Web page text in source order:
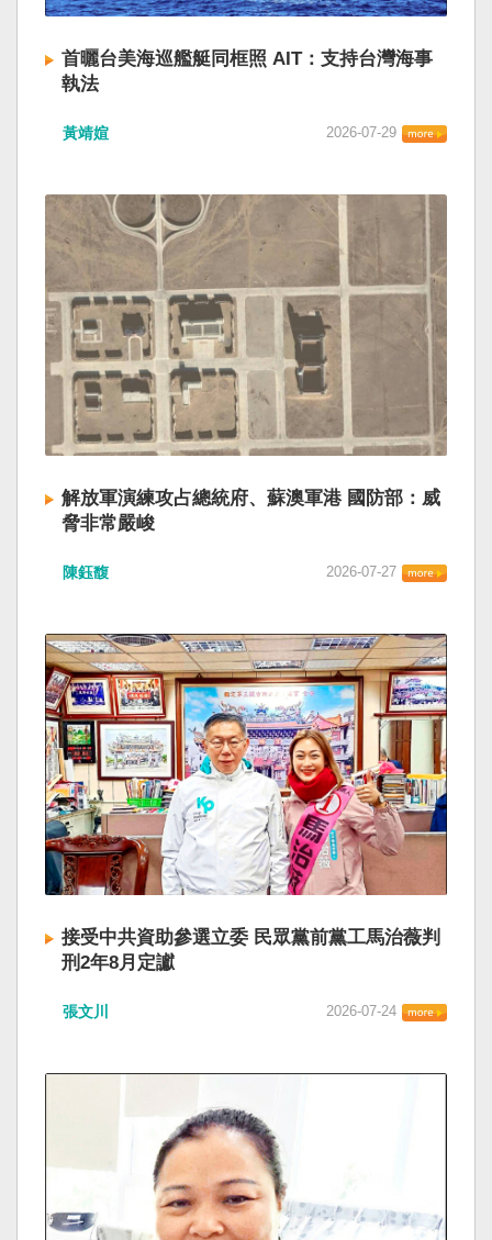
首曬台美海巡艦艇同框照 AIT：支持台灣海事
執法
黃靖媗 2026-07-29
解放軍演練攻占總統府、蘇澳軍港 國防部：威
脅非常嚴峻
陳鈺馥 2026-07-27
接受中共資助參選立委 民眾黨前黨工馬治薇判
刑2年8月定讞
張文川 2026-07-24